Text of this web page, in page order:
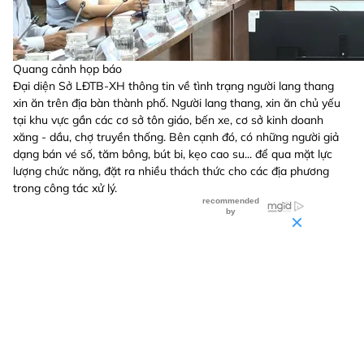
Quang cảnh họp báo
Đại diện Sở LĐTB-XH thông tin về tình trạng người lang thang
xin ăn trên địa bàn thành phố. Người lang thang, xin ăn chủ yếu
tại khu vực gần các cơ sở tôn giáo, bến xe, cơ sở kinh doanh
xăng - dầu, chợ truyền thống. Bên cạnh đó, có những người giả
dạng bán vé số, tăm bông, bút bi, kẹo cao su... để qua mặt lực
lượng chức năng, đặt ra nhiều thách thức cho các địa phương
trong công tác xử lý.